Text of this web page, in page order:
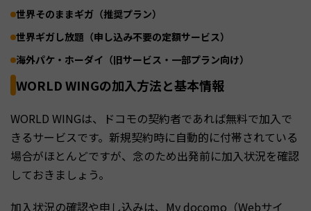
世界そのままギガ（推奨プラン）
世界ギガし放題（申し込み不要の定額サービス）
海外パケ・ホーダイ（旧サービス・一部プラン向け）
WORLD WINGの加入方法と基本情報
WORLD WINGは、ドコモの契約者であれば無料で加入で
きるサービスです。新規契約時に自動的に付帯されている
場合がほとんどですが、念のため出発前に加入状況を確認
しておきましょう。
加入状況の確認や申し込みは、My docomo（Webサイ